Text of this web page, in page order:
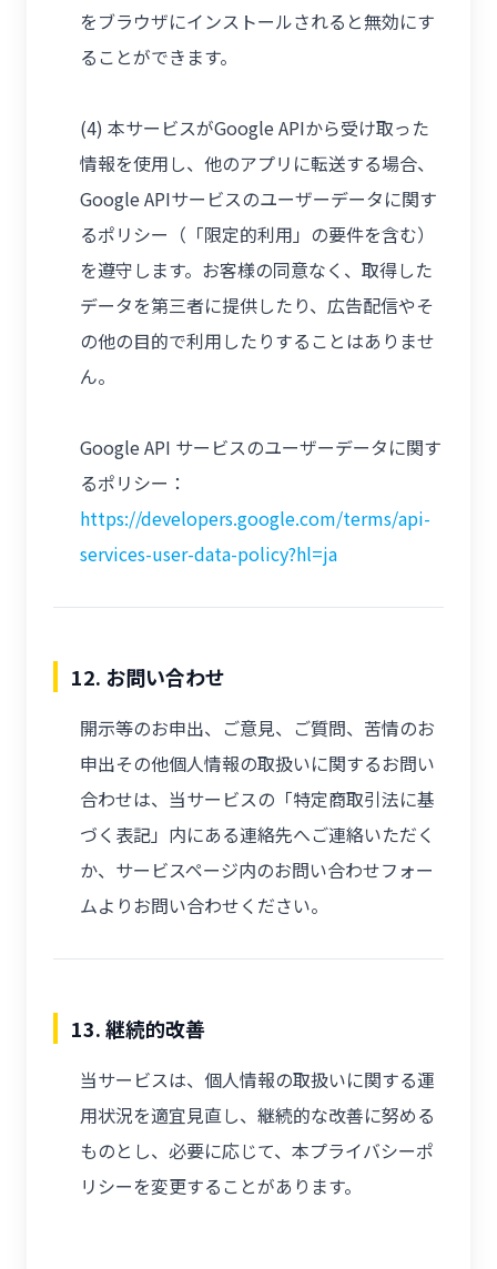
をブラウザにインストールされると無効にす
ることができます。
(4) 本サービスがGoogle APIから受け取った
情報を使用し、他のアプリに転送する場合、
Google APIサービスのユーザーデータに関す
るポリシー（「限定的利用」の要件を含む）
を遵守します。お客様の同意なく、取得した
データを第三者に提供したり、広告配信やそ
の他の目的で利用したりすることはありませ
ん。
Google API サービスのユーザーデータに関す
るポリシー：
https://developers.google.com/terms/api-
services-user-data-policy?hl=ja
12. お問い合わせ
開示等のお申出、ご意見、ご質問、苦情のお
申出その他個人情報の取扱いに関するお問い
合わせは、当サービスの「特定商取引法に基
づく表記」内にある連絡先へご連絡いただく
か、サービスページ内のお問い合わせフォー
ムよりお問い合わせください。
13. 継続的改善
当サービスは、個人情報の取扱いに関する運
用状況を適宜見直し、継続的な改善に努める
ものとし、必要に応じて、本プライバシーポ
リシーを変更することがあります。